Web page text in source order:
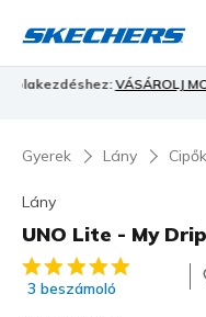
⭐Skechers VIP:45 napos
Gyerek Lány Cipők
Lány
UNO Lite - My Drip
5 az 5-ből
3 beszámoló